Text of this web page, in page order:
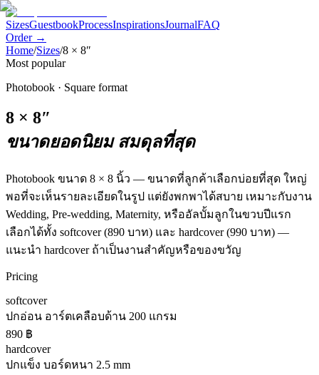
SizesGuestbookProcessInspirationsJournalFAQ
Order →
Home/Sizes/8 × 8″
Most popular
Photobook · Square format
8 × 8″
ขนาดยอดนิยม สมดุลที่สุด
Photobook ขนาด 8 × 8 นิ้ว — ขนาดที่ลูกค้าเลือกบ่อยที่สุด ใหญ่
พอที่จะเห็นรายละเอียดในรูป แต่ยังพกพาได้สบาย เหมาะกับงาน
Wedding, Pre-wedding, Maternity, หรืออัลบั้มลูกในขวบปีแรก
เลือกได้ทั้ง softcover (890 บาท) และ hardcover (990 บาท) —
แนะนำ hardcover ถ้าเป็นงานสำคัญหรือของขวัญ
Pricing
softcover
ปกอ่อน อาร์ตเคลือบด้าน 200 แกรม
890 ฿
hardcover
ปกแข็ง บอร์ดหนา 2.5 mm